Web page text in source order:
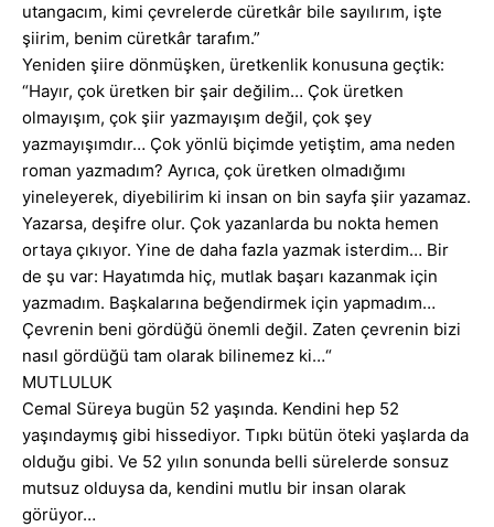
utangacım, kimi çevrelerde cüretkâr bile sayılırım, işte
şiirim, benim cüretkâr tarafım.”
Yeniden şiire dönmüşken, üretkenlik konusuna geçtik:
“Hayır, çok üretken bir şair değilim… Çok üretken
olmayışım, çok şiir yazmayışım değil, çok şey
yazmayışımdır… Çok yönlü biçimde yetiştim, ama neden
roman yazmadım? Ayrıca, çok üretken olmadığımı
yineleyerek, diyebilirim ki insan on bin sayfa şiir yazamaz.
Yazarsa, deşifre olur. Çok yazanlarda bu nokta hemen
ortaya çıkıyor. Yine de daha fazla yazmak isterdim… Bir
de şu var: Hayatımda hiç, mutlak başarı kazanmak için
yazmadım. Başkalarına beğendirmek için yapmadım…
Çevrenin beni gördüğü önemli değil. Zaten çevrenin bizi
nasıl gördüğü tam olarak bilinemez ki…“
MUTLULUK
Cemal Süreya bugün 52 yaşında. Kendini hep 52
yaşındaymış gibi hissediyor. Tıpkı bütün öteki yaşlarda da
olduğu gibi. Ve 52 yılın sonunda belli sürelerde sonsuz
mutsuz olduysa da, kendini mutlu bir insan olarak
görüyor…